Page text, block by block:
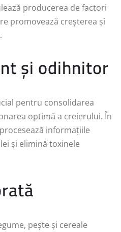
producerea de factori
promovează creșterea și
și odihnitor
pentru consolidarea
optimă a creierului. În
informațiile
și elimină toxinele
pește și cereale